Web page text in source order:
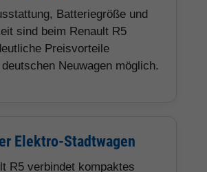
Batteriegröße und
sind beim Renault R5
Preisvorteile
Neuwagen möglich.
Elektro-Stadtwagen
R5 verbindet kompaktes